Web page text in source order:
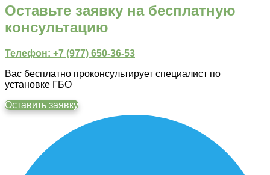
Оставьте заявку на бесплатную
консультацию
Телефон: +7 (977) 650-36-53
Вас бесплатно проконсультирует специалист по
установке ГБО
Оставить заявку